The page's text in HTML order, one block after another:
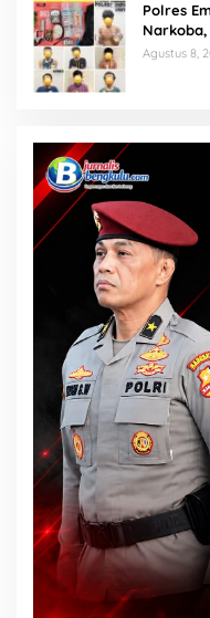
Polres
Agustus 8,